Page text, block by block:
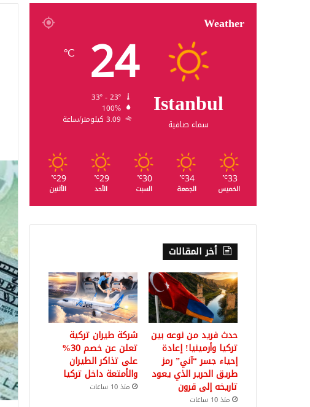
Weather
Istanbul
سماء صافية
24
℃
100%
3.09 كيلومتر/ساعة
33
℃
الخميس
34
℃
الجمعة
30
℃
السبت
29
℃
الأحد
29
℃
الأثنين
أخر المقالات
حدث فريد من نوعه بين
تركيا وأرمينيا! إعادة
إحياء جسر “آني” رمز
طريق الحرير الذي يعود
تاريخه إلى قرون
منذ 10 ساعات
شركة طيران تركية
تعلن عن خصم 30%
على تذاكر الطيران
والأمتعة داخل تركيا
منذ 10 ساعات